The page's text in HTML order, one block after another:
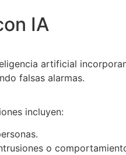
IA
artificial
falsas alarmas.
incluyen:
o